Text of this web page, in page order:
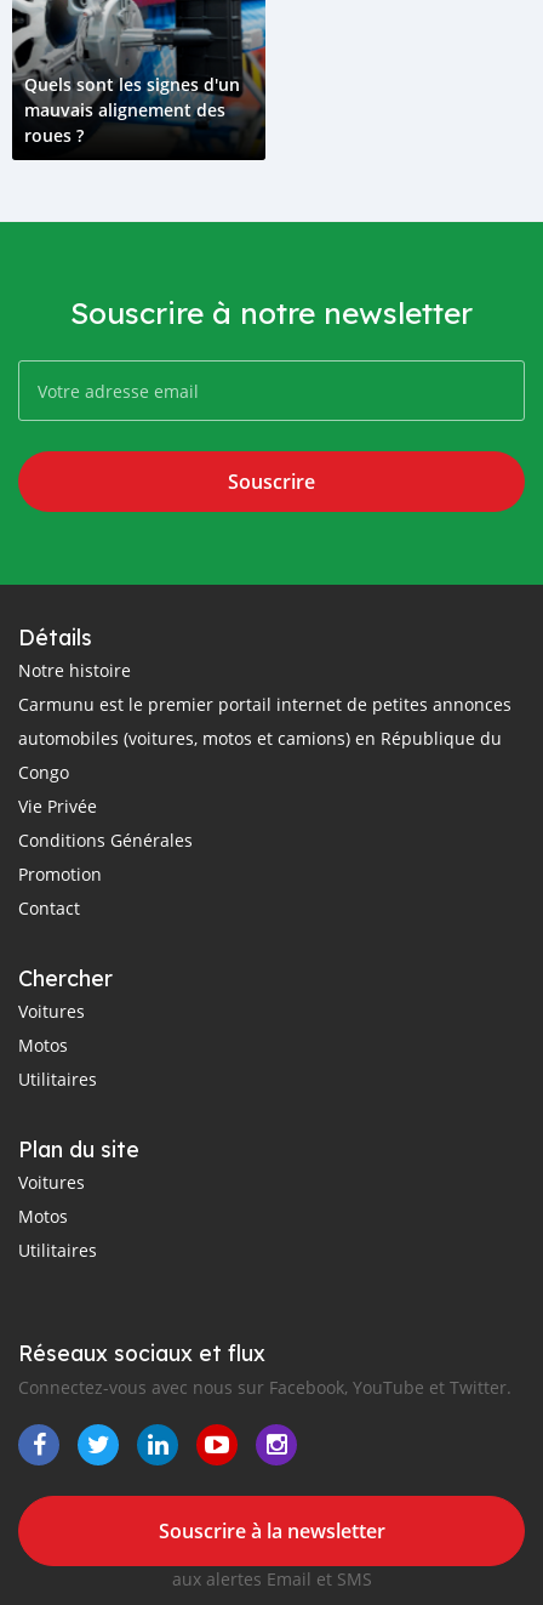
Quels sont les signes d'un
mauvais alignement des
roues ?
Souscrire à notre newsletter
Souscrire
Détails
Notre histoire
Carmunu est le premier portail internet de petites annonces
automobiles (voitures, motos et camions) en République du
Congo
Vie Privée
Conditions Générales
Promotion
Contact
Chercher
Voitures
Motos
Utilitaires
Plan du site
Voitures
Motos
Utilitaires
Réseaux sociaux et flux
Connectez-vous avec nous sur Facebook, YouTube et Twitter.
Souscrire à la newsletter
aux alertes Email et SMS